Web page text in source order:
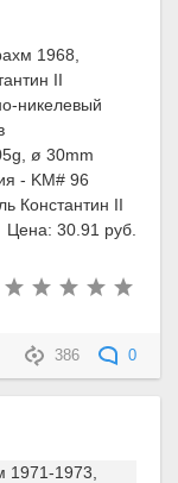
1968,
II
никелевый
ø 30mm
- KM# 96
Константин II
Цена: 30.91 руб.
386 0
1971-1973,